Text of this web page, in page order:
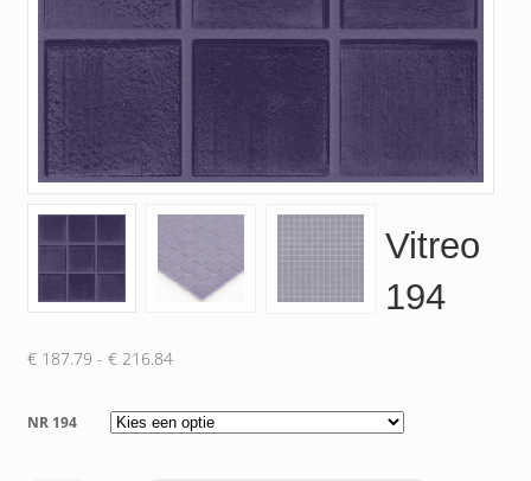
Vitreo
194
€187.79 - €216.84Prijsklasse:
tot
€ 216.84
NR 194